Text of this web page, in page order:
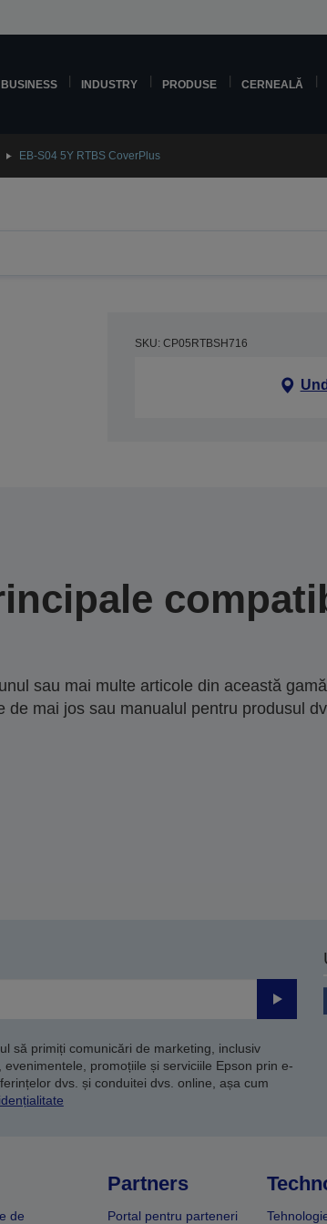
BUSINESS INDUSTRY PRODUSE CERNEALĂ
EB-S04 5Y RTBS CoverPlus
SKU: CP05RTBSH716
sau mai multe articole din această
de mai jos sau manualul pentru produsul
Trimiteți
să primiți comunicări de marketing, inclusiv
promoțiile și serviciile Epson prin e-
dvs. și conduitei dvs. online, așa cum
de
Partners
Portal pentru parteneri